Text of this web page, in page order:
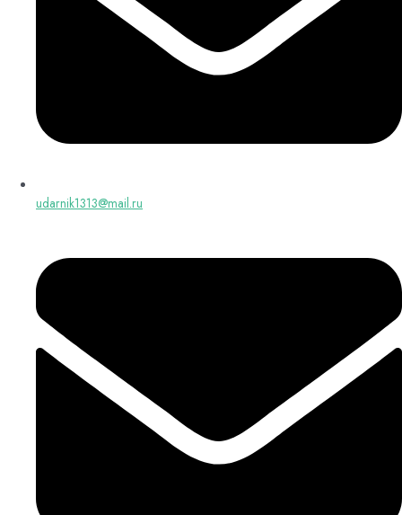
udarnik1313@mail.ru